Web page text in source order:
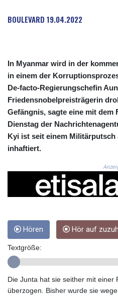
FJD
GEL
BOULEVARD 19.04.2022
In Myanmar wird in der
in einem der
De-facto-Regierungschefin
Friedensnobelpreisträgerin
Gefängnis, sagte eine mit dem
Dienstag der
Kyi ist seit einem Militärputsch
inhaftiert.
Hören Hör auf
Textgröße:
Die Junta hat sie seither mit einer
überzogen. Bisher wurde sie